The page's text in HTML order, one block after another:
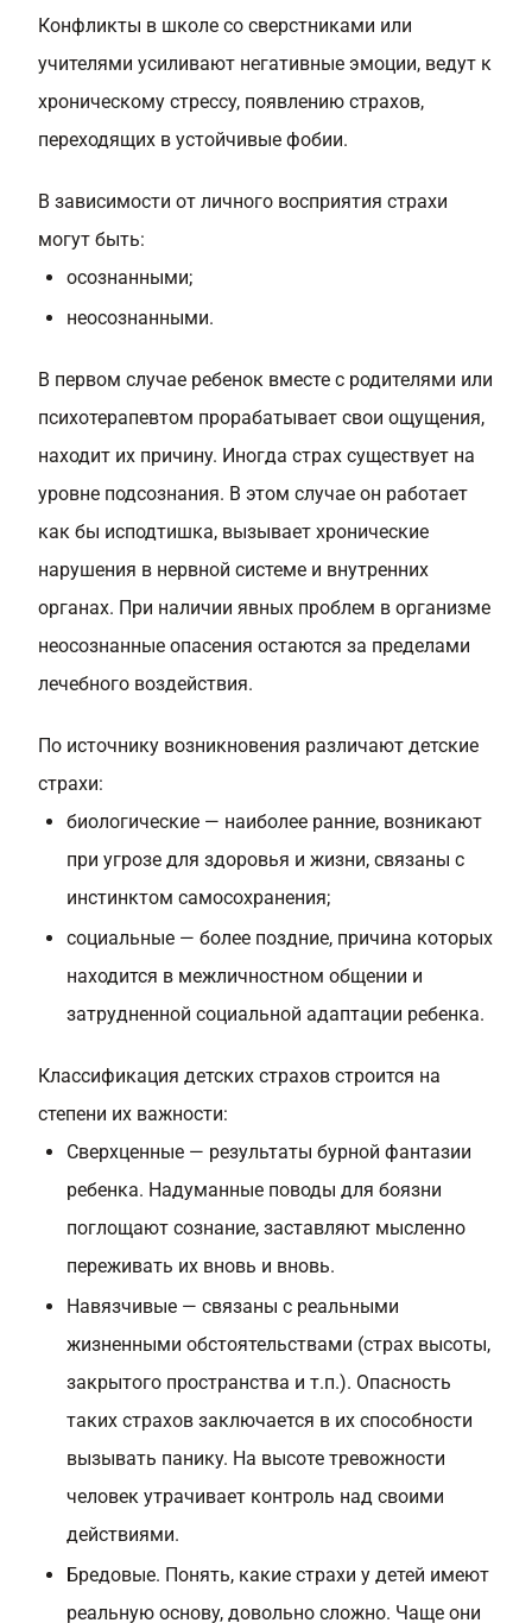
Конфликты в школе со сверстниками или
учителями усиливают негативные эмоции, ведут к
хроническому стрессу, появлению страхов,
переходящих в устойчивые фобии.
В зависимости от личного восприятия страхи
могут быть:
осознанными;
неосознанными.
В первом случае ребенок вместе с родителями или
психотерапевтом прорабатывает свои ощущения,
находит их причину. Иногда страх существует на
уровне подсознания. В этом случае он работает
как бы исподтишка, вызывает хронические
нарушения в нервной системе и внутренних
органах. При наличии явных проблем в организме
неосознанные опасения остаются за пределами
лечебного воздействия.
По источнику возникновения различают детские
страхи:
биологические — наиболее ранние, возникают
при угрозе для здоровья и жизни, связаны с
инстинктом самосохранения;
социальные — более поздние, причина которых
находится в межличностном общении и
затрудненной социальной адаптации ребенка.
Классификация детских страхов строится на
степени их важности:
Сверхценные — результаты бурной фантазии
ребенка. Надуманные поводы для боязни
поглощают сознание, заставляют мысленно
переживать их вновь и вновь.
Навязчивые — связаны с реальными
жизненными обстоятельствами (страх высоты,
закрытого пространства и т.п.). Опасность
таких страхов заключается в их способности
вызывать панику. На высоте тревожности
человек утрачивает контроль над своими
действиями.
Бредовые. Понять, какие страхи у детей имеют
реальную основу, довольно сложно. Чаще они